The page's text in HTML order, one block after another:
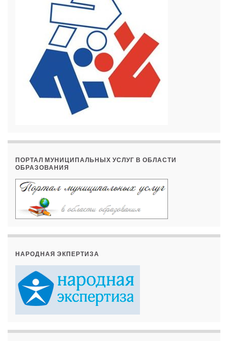
ПОРТАЛ МУНИЦИПАЛЬНЫХ УСЛУГ В ОБЛАСТИ
ОБРАЗОВАНИЯ
НАРОДНАЯ ЭКПЕРТИЗА